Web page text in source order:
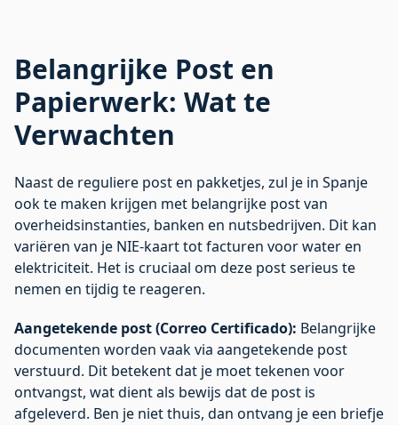
Belangrijke Post en
Papierwerk: Wat te
Verwachten
Naast de reguliere post en pakketjes, zul je in Spanje
ook te maken krijgen met belangrijke post van
overheidsinstanties, banken en nutsbedrijven. Dit kan
variëren van je NIE-kaart tot facturen voor water en
elektriciteit. Het is cruciaal om deze post serieus te
nemen en tijdig te reageren.
Aangetekende post (Correo Certificado): Belangrijke
documenten worden vaak via aangetekende post
verstuurd. Dit betekent dat je moet tekenen voor
ontvangst, wat dient als bewijs dat de post is
afgeleverd. Ben je niet thuis, dan ontvang je een briefje